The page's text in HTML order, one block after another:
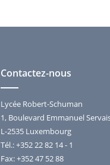
Contactez-nous
Lycée Robert-Schuman
1, Boulevard Emmanuel
L-2535 Luxembourg
Tél.: +352 22 82 14 - 1
Fax: +352 47 52 88